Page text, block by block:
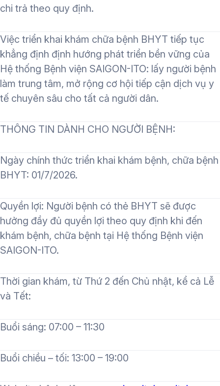
chi trả theo quy định.
Việc triển khai khám chữa bệnh BHYT tiếp tục
khẳng định định hướng phát triển bền vững của
Hệ thống Bệnh viện SAIGON-ITO: lấy người bệnh
làm trung tâm, mở rộng cơ hội tiếp cận dịch vụ y
tế chuyên sâu cho tất cả người dân.
THÔNG TIN DÀNH CHO NGƯỜI BỆNH:
Ngày chính thức triển khai khám bệnh, chữa bệnh
BHYT: 01/7/2026.
Quyền lợi: Người bệnh có thẻ BHYT sẽ được
hưởng đầy đủ quyền lợi theo quy định khi đến
khám bệnh, chữa bệnh tại Hệ thống Bệnh viện
SAIGON-ITO.
Thời gian khám, từ Thứ 2 đến Chủ nhật, kể cả Lễ
và Tết:
Buổi sáng: 07:00 – 11:30
Buổi chiều – tối: 13:00 – 19:00